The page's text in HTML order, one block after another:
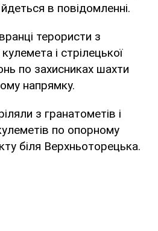
йдеться в повідомленні.
терористи з
і стрілецької
по захисниках шахти
напрямку.
з гранатометів і
по опорному
біля Верхньоторецька.